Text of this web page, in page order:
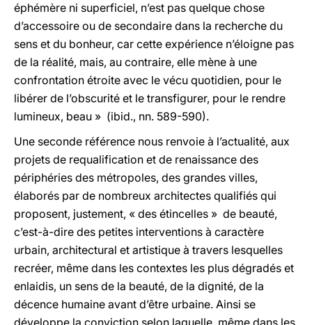
éphémère ni superficiel, n’est pas quelque chose
d’accessoire ou de secondaire dans la recherche du
sens et du bonheur, car cette expérience n’éloigne pas
de la réalité, mais, au contraire, elle mène à une
confrontation étroite avec le vécu quotidien, pour le
libérer de l’obscurité et le transfigurer, pour le rendre
lumineux, beau » (ibid., nn. 589-590).
Une seconde référence nous renvoie à l’actualité, aux
projets de requalification et de renaissance des
périphéries des métropoles, des grandes villes,
élaborés par de nombreux architectes qualifiés qui
proposent, justement, « des étincelles » de beauté,
c’est-à-dire des petites interventions à caractère
urbain, architectural et artistique à travers lesquelles
recréer, même dans les contextes les plus dégradés et
enlaidis, un sens de la beauté, de la dignité, de la
décence humaine avant d’être urbaine. Ainsi se
développe la conviction selon laquelle, même dans les